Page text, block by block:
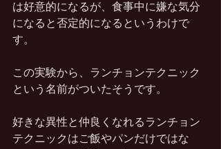
は好意的になるが、食事中に嫌な気分
になると否定的になるというわけで
す。
この実験から、ランチョンテクニック
という名前がついたそうです。
好きな異性と仲良くなれるランチョン
テクニックはご飯やパンだけではな